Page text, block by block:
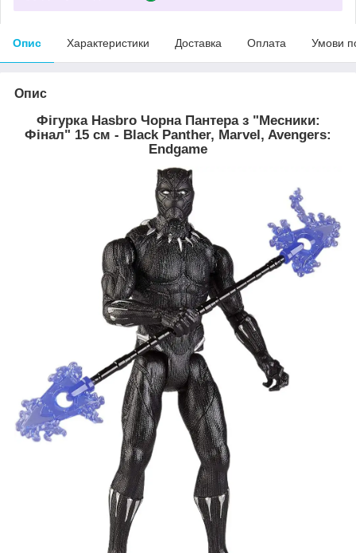
Опис Характеристики Доставка Оплата Умови
Опис
Фігурка Hasbro Чорна Пантера з "Месники:
Фінал" 15 см - Black Panther, Marvel, Avengers:
Endgame